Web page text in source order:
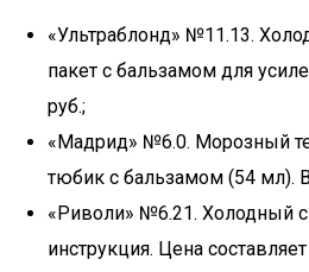
«Ультраблонд» №11.13.
пакет с бальзамом для
руб.;
«Мадрид» №6.0. Морозный
тюбик с бальзамом (54 мл).
«Риволи» №6.21. Холодный
инструкция. Цена